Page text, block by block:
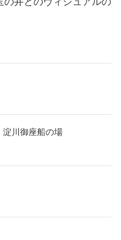
川御座船の場